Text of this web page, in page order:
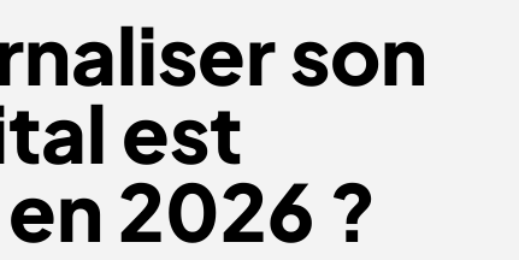
son
est
2026 ?